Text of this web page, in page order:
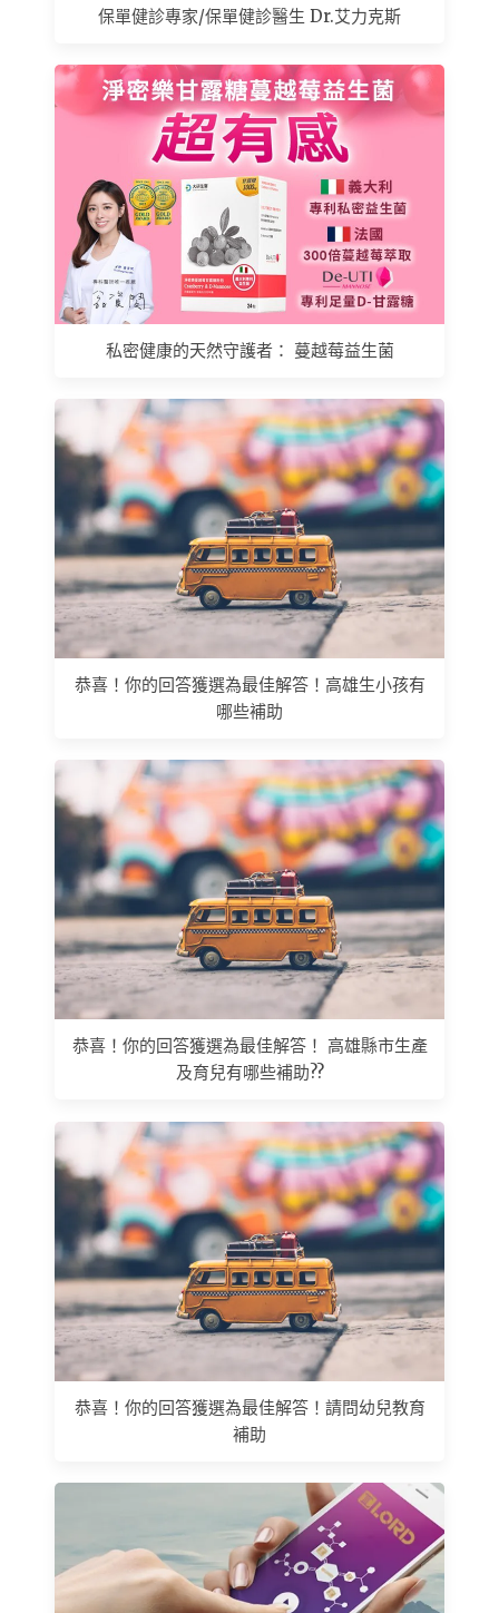
保單健診專家/保單健診醫生 Dr.艾力克斯
私密健康的天然守護者： 蔓越莓益生菌
恭喜！你的回答獲選為最佳解答！高雄生小孩有
哪些補助
恭喜！你的回答獲選為最佳解答！ 高雄縣市生產
及育兒有哪些補助??
恭喜！你的回答獲選為最佳解答！請問幼兒教育
補助